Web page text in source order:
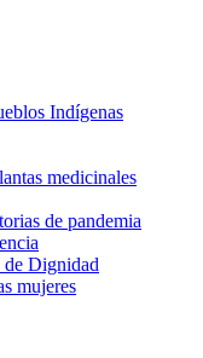
Indígenas
medicinales
de pandemia
de Dignidad
mujeres